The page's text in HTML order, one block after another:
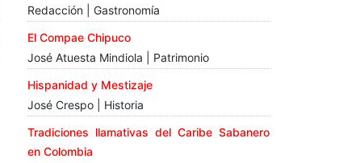
Redacción | Gastronomía
El Compae Chipuco
José Atuesta Mindiola | Patrimonio
Hispanidad y Mestizaje
José Crespo | Historia
Tradiciones llamativas del Caribe Sabanero
en Colombia